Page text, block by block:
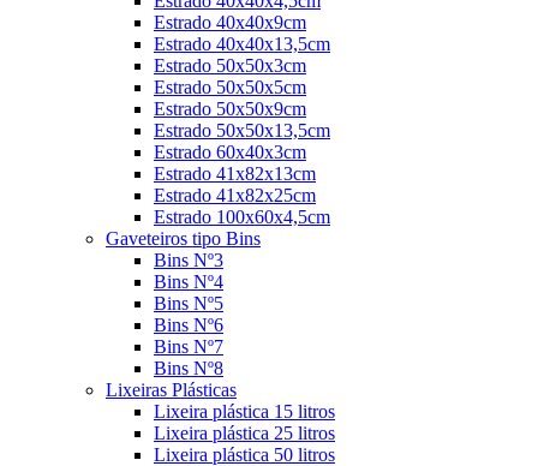
Estrado 40x40x9cm
Estrado 40x40x13,5cm
Estrado 50x50x3cm
Estrado 50x50x5cm
Estrado 50x50x9cm
Estrado 50x50x13,5cm
Estrado 60x40x3cm
Estrado 41x82x13cm
Estrado 41x82x25cm
Estrado 100x60x4,5cm
Gaveteiros tipo Bins
Bins Nº3
Bins Nº4
Bins Nº5
Bins Nº6
Bins Nº7
Bins Nº8
Lixeiras Plásticas
Lixeira plástica 15 litros
Lixeira plástica 25 litros
Lixeira plástica 50 litros